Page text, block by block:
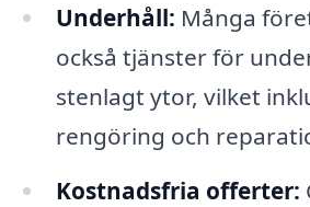
Underhåll: Många
också tjänster för
stenlagt ytor, vilket
rengöring och
Kostnadsfria offerter: